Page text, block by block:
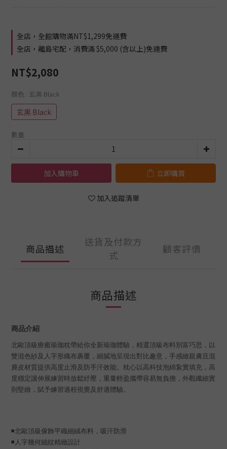
全店，全館購物滿NT$1,299免運費
全店，離島宅配，消費滿 $5,000 (含以上)免運費
NT$2,080
顏色 : 玄黑 Black
玄黑 Black
數量
加入購物車 立即購買
加入追蹤清單
商品描述
送貨及付款方
式
顧客評價
商品描述
商品介紹
北歐頂級療癒瑜珈枕帶給你全新瑜珈體驗，精選頂級布料別富巧思，以
雙混色紗及人字形織布裹覆，細膩地呈現出對比趣意，手感緻親膚且混
麂皮材質提供高度止滑及防手汗效能。枕心以高科技泡綿紮實填充，高
度穩定讓伸展練習時放鬆紓壓，重量輕盈攜帶容易無負擔，外觀纖細實
則堅緻，賦予練習過程視覺及舒適體驗。
◾北歐頂級傢飾平織細絨布料，吸汗防滑
◾ 人字幾何細紋精緻設計